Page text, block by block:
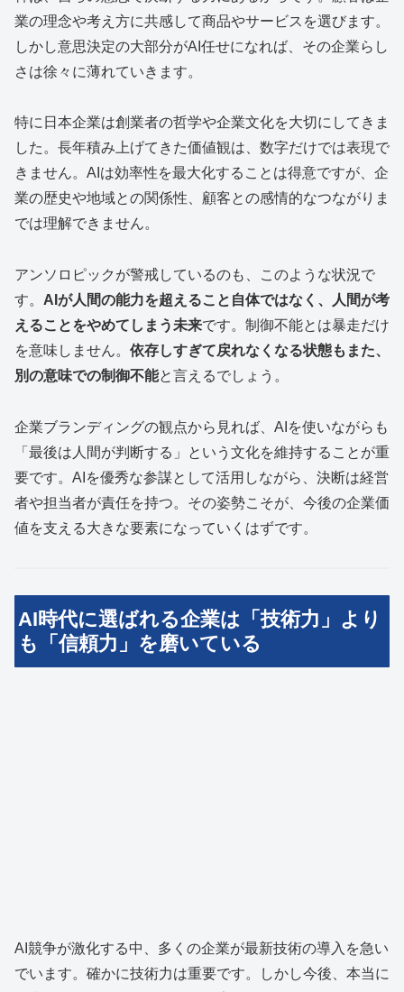
業の理念や考え方に共感して商品やサービスを選びます。
しかし意思決定の大部分がAI任せになれば、その企業らし
さは徐々に薄れていきます。
特に日本企業は創業者の哲学や企業文化を大切にしてきま
した。長年積み上げてきた価値観は、数字だけでは表現で
きません。AIは効率性を最大化することは得意ですが、企
業の歴史や地域との関係性、顧客との感情的なつながりま
では理解できません。
アンソロピックが警戒しているのも、このような状況で
す。 AIが人間の能力を超えること自体ではなく、人間が考
えることをやめてしまう未来です。制御不能とは暴走だけ
を意味しません。 依存しすぎて戻れなくなる状態もまた、
別の意味での制御不能と言えるでしょう。
企業ブランディングの観点から見れば、AIを使いながらも
「最後は人間が判断する」という文化を維持することが重
要です。AIを優秀な参謀として活用しながら、決断は経営
者や担当者が責任を持つ。その姿勢こそが、今後の企業価
値を支える大きな要素になっていくはずです。
AI時代に選ばれる企業は「技術力」より
も「信頼力」を磨いている
AI競争が激化する中、多くの企業が最新技術の導入を急い
でいます。確かに技術力は重要です。しかし今後、本当に